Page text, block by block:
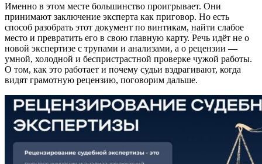
Именно в этом месте большинство проигрывает. Они
принимают заключение эксперта как приговор. Но есть
способ разобрать этот документ по винтикам, найти слабое
место и превратить его в свою главную карту. Речь идёт не о
новой экспертизе с трупами и анализами, а о рецензии —
умной, холодной и беспристрастной проверке чужой работы.
О том, как это работает и почему судьи вздрагивают, когда
видят грамотную рецензию, поговорим дальше.